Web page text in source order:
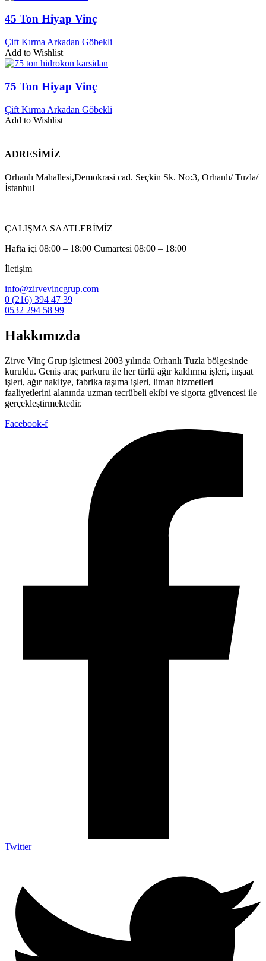
45 Ton Hiyap Vinç
Çift Kırma Arkadan Göbekli
Add to Wishlist
75 Ton Hiyap Vinç
Çift Kırma Arkadan Göbekli
Add to Wishlist
ADRESİMİZ
Orhanlı Mahallesi,Demokrasi cad. Seçkin Sk. No:3, Orhanlı/ Tuzla/
İstanbul
ÇALIŞMA SAATLERİMİZ
Hafta içi 08:00 – 18:00 Cumartesi 08:00 – 18:00
İletişim
info@zirvevincgrup.com
0 (216) 394 47 39
0532 294 58 99
Hakkımızda
Zirve Vinç Grup işletmesi 2003 yılında Orhanlı Tuzla bölgesinde
kuruldu. Geniş araç parkuru ile her türlü ağır kaldırma işleri, inşaat
işleri, ağır nakliye, fabrika taşıma işleri, liman hizmetleri
faaliyetlerini alanında uzman tecrübeli ekibi ve sigorta güvencesi ile
gerçekleştirmektedir.
Facebook-f
Twitter